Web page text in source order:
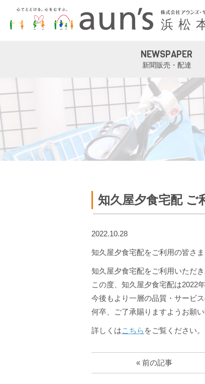
NEWSPAPER
新聞販売・配達
知久屋夕食宅配 ご
2022.10.28
知久屋夕食宅配をご利用の皆さま
知久屋夕食宅配をご利用いただ
この度、知久屋夕食宅配は2022
今後もより一層の品質・サービ
何卒、ご了承賜りますようお願い
詳しくはこちら をご覧ください。
« 前の記事